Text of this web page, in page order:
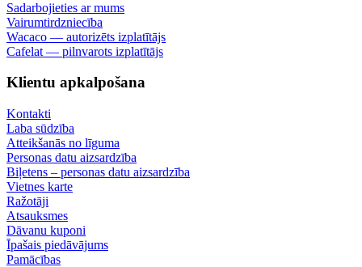
Sadarbojieties ar mums
Vairumtirdzniecība
Wacaco — autorizēts izplatītājs
Cafelat — pilnvarots izplatītājs
Klientu apkalpošana
Kontakti
Laba sūdzība
Atteikšanās no līguma
Personas datu aizsardzība
Biļetens – personas datu aizsardzība
Vietnes karte
Ražotāji
Atsauksmes
Dāvanu kuponi
Īpašais piedāvājums
Pamācības